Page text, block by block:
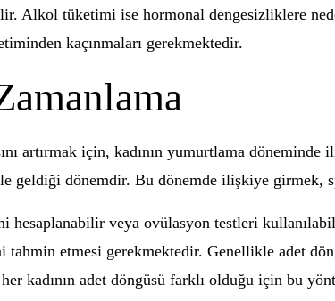
Alkol tüketimi ise hormonal dengesizliklere
kaçınmaları gerekmektedir.
artırmak için, kadının yumurtlama
geldiği dönemdir. Bu dönemde ilişkiye girmek,
hesaplanabilir veya ovülasyon testleri
etmesi gerekmektedir. Genellikle adet
kadının adet döngüsü farklı olduğu için bu